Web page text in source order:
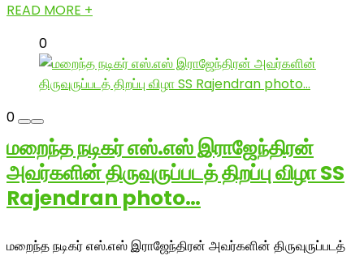
READ MORE +
0
0
மறைந்த நடிகர் எஸ்.எஸ் இராஜேந்திரன்
அவர்களின் திருவுருப்படத் திறப்பு விழா SS
Rajendran photo…
மறைந்த நடிகர் எஸ்.எஸ் இராஜேந்திரன் அவர்களின் திருவுருப்படத்